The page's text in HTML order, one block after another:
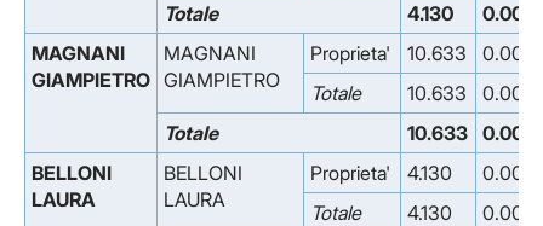
Totale
4.130
0.000
MAGNANI
GIAMPIETRO
MAGNANI
GIAMPIETRO
Proprieta' 10.633
0.000
Totale
10.633
0.000
Totale
10.633 0.000
BELLONI
LAURA
BELLONI
LAURA
Proprieta' 4.130
0.000
Totale
4.130
0.000